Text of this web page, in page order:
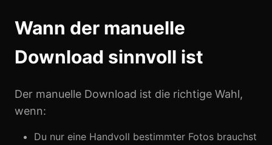
Wann der manuelle
Download sinnvoll ist
Der manuelle Download ist die richtige Wahl,
wenn:
Du nur eine Handvoll bestimmter Fotos brauchst